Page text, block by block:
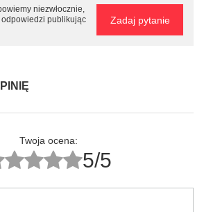
niezwłocznie,
publikując
Zadaj pytanie
Twoja ocena:
5/5